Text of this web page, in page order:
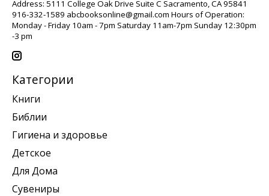
Address: 5111 College Oak Drive Suite C Sacramento, CA 95841
916-332-1589 abcbooksonline@gmail.com Hours of Operation:
Monday - Friday 10am - 7pm Saturday 11am-7pm Sunday 12:30pm
-3 pm
Категории
Книги
Библии
Гигиена и здоровье
Детское
Для Дома
Сувениры